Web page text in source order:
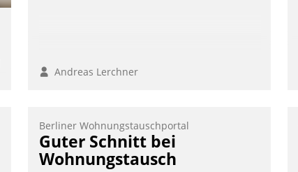
Andreas Lerchner
Berliner Wohnungstauschportal
Guter Schnitt bei
Wohnungstausch